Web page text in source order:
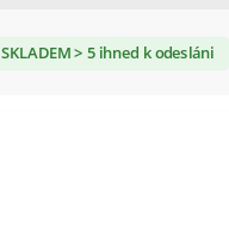
SKLADEM > 5 ihned k odesláni